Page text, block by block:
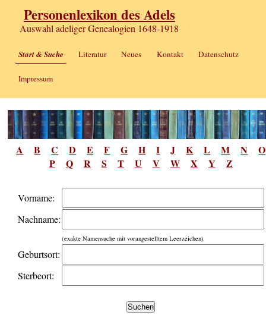
Personenlexikon des Adels
Auswahl adeliger Genealogien 1648-1918
Start & Suche Literatur Neues Kontakt Datenschutz
Impressum
A B C D E F G H I J K L M N
O
P
Q R S T U V W X Y Z
Vorname:
Nachname:
(exakte Namensuche mit vorangestelltem Leerzeichen)
Geburtsort:
Sterbeort: